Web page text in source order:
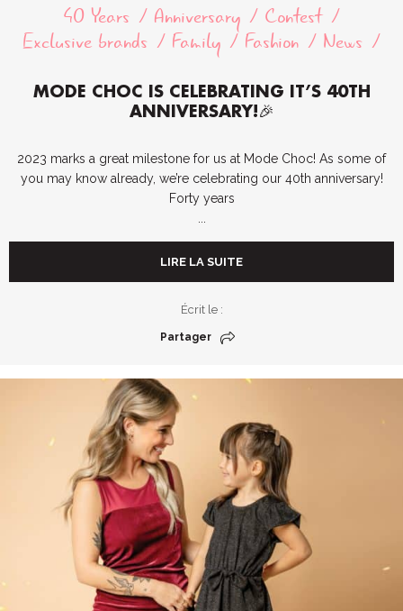
40 Years Anniversary
Contest
Exclusive brands
Family Fashion News
MODE CHOC IS CELEBRATING IT’S 40TH
ANNIVERSARY!🎉
2023 marks a great milestone for us at Mode Choc! As some of
you may know already, we’re celebrating our 40th anniversary!
Forty years
LIRE LA SUITE
Écrit le :
Partager